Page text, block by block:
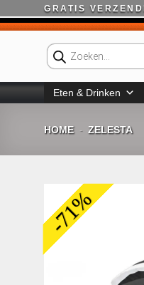
naar
GRATIS
Producten
zoeken
Eten & Drinken
HOME - ZELESTA
-71%